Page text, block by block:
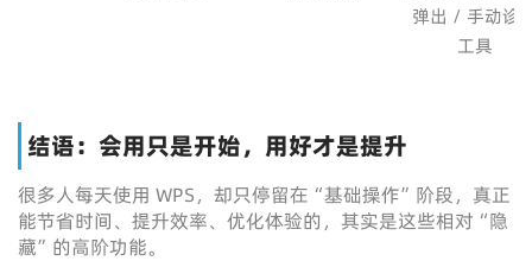
弹出 / 手动诊
工具
结语：会用只是开始，用好才是提升
很多人每天使用 WPS，却只停留在“基础操作”阶段，真正
能节省时间、提升效率、优化体验的，其实是这些相对“隐
藏”的高阶功能。